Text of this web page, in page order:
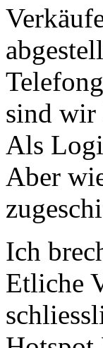
sind wir
Als
Aber
Ich
Etliche